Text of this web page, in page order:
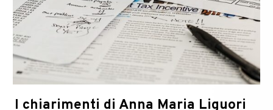
I chiarimenti di Anna Maria Liguori